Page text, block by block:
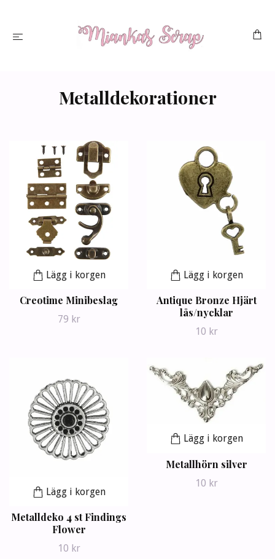
Metalldekorationer
Lägg i korgen
Creotime Minibeslag
79 kr
Lägg i korgen
Antique Bronze Hjärt
lås/nycklar
10 kr
Lägg i korgen
Metalldeko 4 st Findings
Flower
10 kr
Lägg i korgen
Metallhörn silver
10 kr